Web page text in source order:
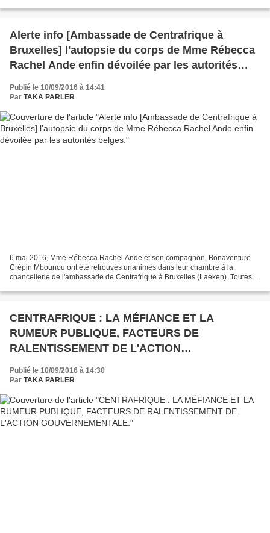
Alerte info [Ambassade de Centrafrique à
Bruxelles] l'autopsie du corps de Mme Rébecca
Rachel Ande enfin dévoilée par les autorités
Publié le 10/09/2016 à 14:41
Par TAKA PARLER
6 mai 2016, Mme Rébecca Rachel Ande et son compagnon, Bonaventure
Crépin Mbounou ont été retrouvés unanimes dans leur chambre à la
chancellerie de l'ambassade de Centrafrique à Bruxelles (Laeken). Toutes
CENTRAFRIQUE : LA MÉFIANCE ET LA
RUMEUR PUBLIQUE, FACTEURS DE
RALENTISSEMENT DE L'ACTION
GOUVERNEMENTALE.
Publié le 10/09/2016 à 14:30
Par TAKA PARLER